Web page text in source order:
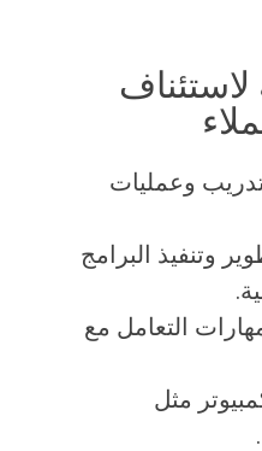
لاستئناف
وعمليات
وتنفيذ البرامج
التعامل مع
مثل